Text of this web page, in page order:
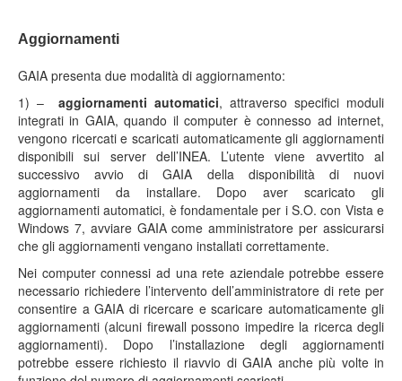
Aggiornamenti
GAIA presenta due modalità di aggiornamento:
1) – aggiornamenti automatici, attraverso specifici moduli
integrati in GAIA, quando il computer è connesso ad internet,
vengono ricercati e scaricati automaticamente gli aggiornamenti
disponibili sui server dell’INEA. L’utente viene avvertito al
successivo avvio di GAIA della disponibilità di nuovi
aggiornamenti da installare. Dopo aver scaricato gli
aggiornamenti automatici, è fondamentale per i S.O. con Vista e
Windows 7, avviare GAIA come amministratore per assicurarsi
che gli aggiornamenti vengano installati correttamente.
Nei computer connessi ad una rete aziendale potrebbe essere
necessario richiedere l’intervento dell’amministratore di rete per
consentire a GAIA di ricercare e scaricare automaticamente gli
aggiornamenti (alcuni firewall possono impedire la ricerca degli
aggiornamenti). Dopo l’installazione degli aggiornamenti
potrebbe essere richiesto il riavvio di GAIA anche più volte in